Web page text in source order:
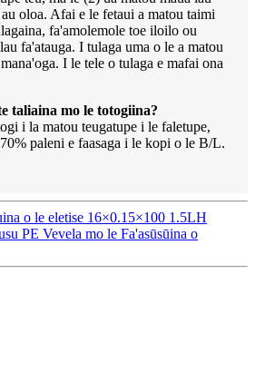
oloa. Afai e le fetaui a matou taimi
fa'amolemole toe iloilo ou
fa'atauga. I tulaga uma o le a matou
I le tele o tulaga e mafai ona
taliaina mo le totogiina?
i la matou teugatupe i le faletupe,
paleni e faasaga i le kopi o le B/L.
o le eletise 16×0.15×100 1.5LH
PE Vevela mo le Fa'asūsūina o